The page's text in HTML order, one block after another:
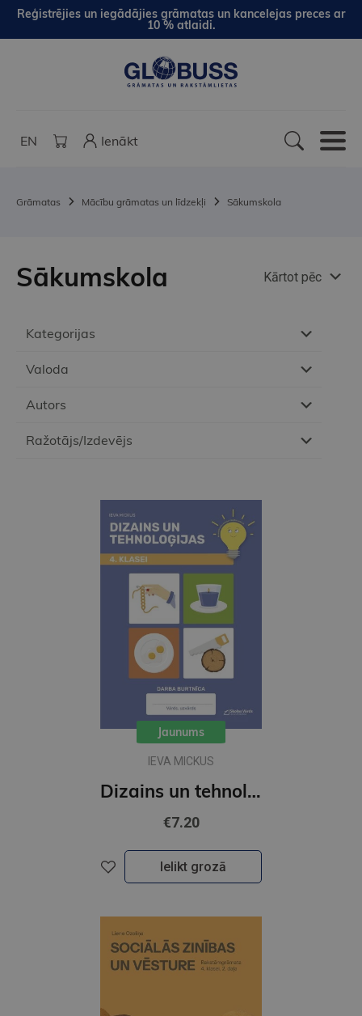
Reģistrējies un iegādājies grāmatas un kancelejas preces ar
10 % atlaidi.
EN Ienākt
Grāmatas Mācību grāmatas un līdzekļi Sākumskola
Kategorijas
Valoda
Autors
Ražotājs/Izdevējs
Sākumskola Kārtot pēc
Jaunums
IEVA MICKUS
Dizains un tehnoloģijas Darba burtnica 4.klasei
€7.20
Ielikt grozā